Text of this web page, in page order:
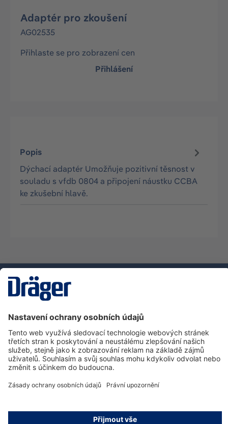
Adaptér pro zkoušení
AG02535
Přihlaste se pro zobrazení cen
Přihlášení
Popis
Dýchací adaptér Umožňuje pozitivní těsnost v
souladu s vfdb 0804 a připojení náustku CCBA
ke zkušební hlavě.
Zákaznická infolinka
O společnosti Dräger
Informace